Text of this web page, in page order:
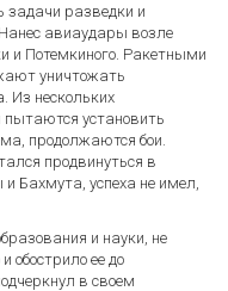
задачи разведки и
авиаудары возле
и Потемкиного. Ракетными
уничтожать
Из нескольких
установить
продолжаются бои.
продвинуться в
Бахмута, успеха не имел,
и науки, не
обострило ее до
в своем